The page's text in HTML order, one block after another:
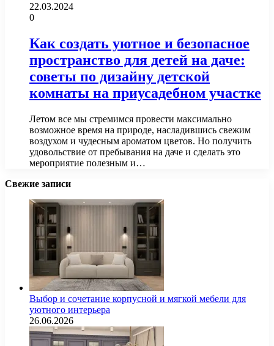
22.03.2024
0
Как создать уютное и безопасное
пространство для детей на даче:
советы по дизайну детской
комнаты на приусадебном участке
Летом все мы стремимся провести максимально
возможное время на природе, насладившись свежим
воздухом и чудесным ароматом цветов. Но получить
удовольствие от пребывания на даче и сделать это
мероприятие полезным и…
Свежие записи
Выбор и сочетание корпусной и мягкой мебели для
уютного интерьера
26.06.2026